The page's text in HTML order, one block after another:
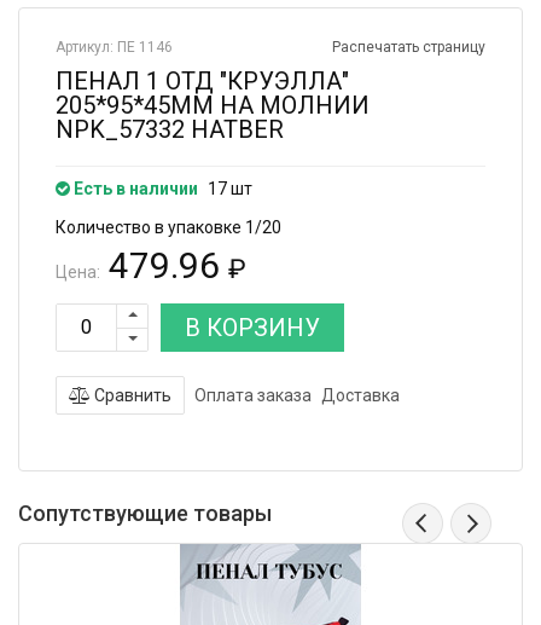
Распечатать страницу
Артикул: ПЕ 1146
ПЕНАЛ 1 ОТД "КРУЭЛЛА"
205*95*45ММ НА МОЛНИИ
NPK_57332 HATBER
Есть в наличии
17 шт
Количество в упаковке 1/20
Цена: 479.96 ₽
В КОРЗИНУ
Сравнить Оплата заказа Доставка
Сопутствующие товары